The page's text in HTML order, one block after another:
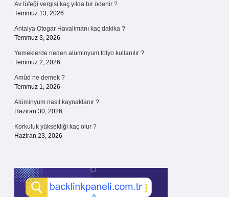
Av tüfeği vergisi kaç yılda bir ödenir ?
Temmuz 13, 2026
Antalya Otogar Havalimanı kaç dakika ?
Temmuz 3, 2026
Yemeklerde neden alüminyum folyo kullanılır ?
Temmuz 2, 2026
Amûd ne demek ?
Temmuz 1, 2026
Alüminyum nasıl kaynaklanır ?
Haziran 30, 2026
Korkuluk yüksekliği kaç olur ?
Haziran 23, 2026